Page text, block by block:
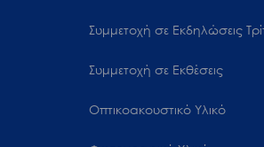
Συμμετοχή σε Εκδηλώσεις
Συμμετοχή σε Εκθέσεις
Οπτικοακουστικό Υλικό